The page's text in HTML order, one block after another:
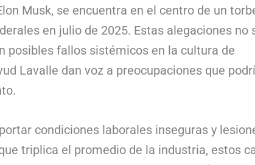
Musk, se encuentra en el centro de un
en julio de 2025. Estas alegaciones no
posibles fallos sistémicos en la cultura de
Lavalle dan voz a preocupaciones que
condiciones laborales inseguras y
triplica el promedio de la industria, estos